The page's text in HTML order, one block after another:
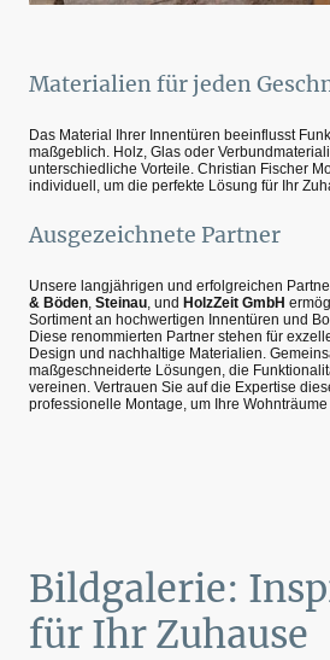
Materialien für jeden
Das Material Ihrer Innentüren beeinflusst
maßgeblich. Holz, Glas oder
unterschiedliche Vorteile. Christian Fischer
individuell, um die perfekte Lösung für Ihr
Ausgezeichnete Partner
Unsere langjährigen und erfolgreichen
& Böden Steinau , und HolzZeit GmbH
Sortiment an hochwertigen Innentüren und
Diese renommierten Partner stehen für
Design und nachhaltige Materialien.
maßgeschneiderte Lösungen, die
vereinen. Vertrauen Sie auf die Expertise
professionelle Montage, um Ihre
Bildgalerie:
für Ihr Zuhause